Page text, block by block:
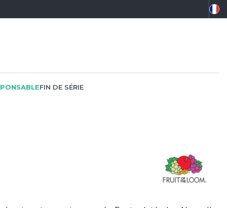
FIN DE SÉRIE